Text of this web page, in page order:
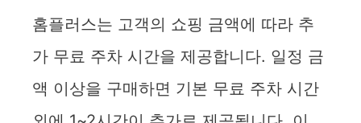
e
o
홈플러스는 고객의 쇼핑 금액에 따라 추
가 무료 주차 시간을 제공합니다. 일정 금
액 이상을 구매하면 기본 무료 주차 시간